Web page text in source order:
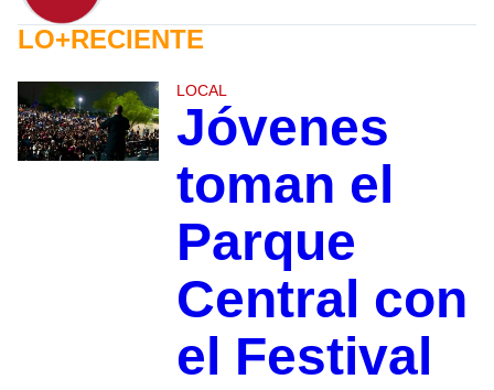
LO+RECIENTE
LOCAL
Jóvenes
toman el
Parque
Central con
el Festival